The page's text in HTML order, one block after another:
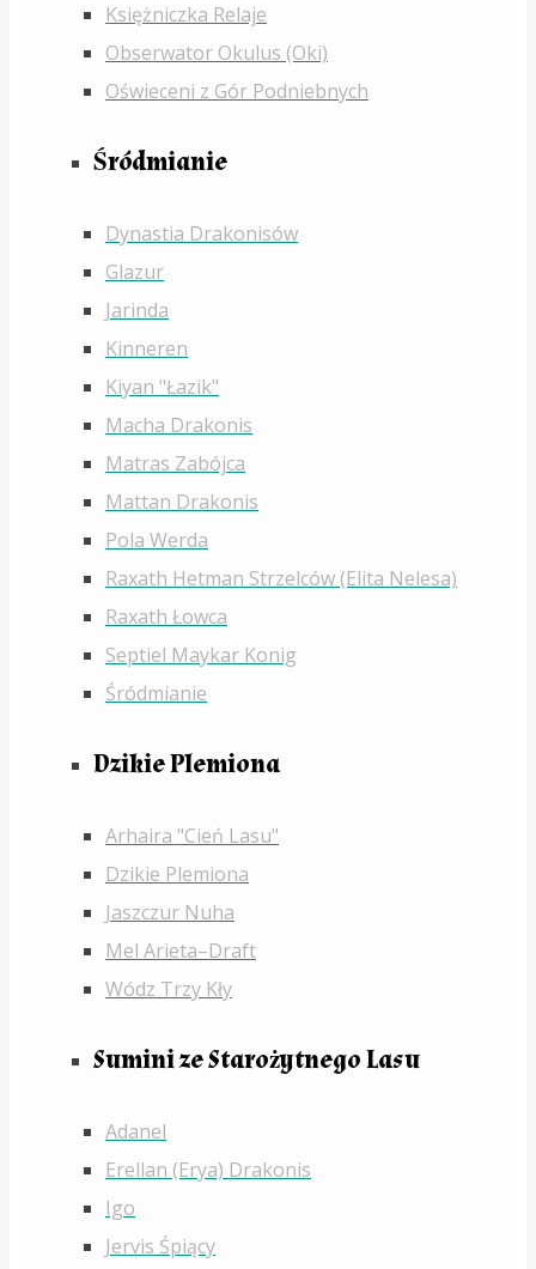
Księżniczka Relaje
Obserwator Okulus (Oki)
Oświeceni z Gór Podniebnych
Śródmianie
Dynastia Drakonisów
Glazur
Jarinda
Kinneren
Kiyan "Łazik"
Macha Drakonis
Matras Zabójca
Mattan Drakonis
Pola Werda
Raxath Hetman Strzelców (Elita Nelesa)
Raxath Łowca
Septiel Maykar Konig
Śródmianie
Dzikie Plemiona
Arhaira "Cień Lasu"
Dzikie Plemiona
Jaszczur Nuha
Mel Arieta–Draft
Wódz Trzy Kły
Sumini ze Starożytnego Lasu
Adanel
Erellan (Erya) Drakonis
Igo
Jervis Śpiący